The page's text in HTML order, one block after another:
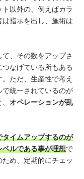
以外の、例えばカラ
指示を出し、施術は
、その数をアップさ
なげている所もある
ただ、生産性で考え
統一されているのが
オペレーションが乱
イムアップするのが
ルである事が理想で
め、定期的にチェッ